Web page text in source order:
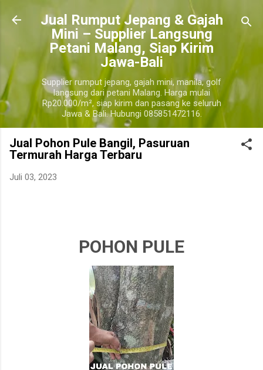
Langsung ke konten utama
​Jual Rumput Jepang & Gajah
Mini – Supplier Langsung
Petani Malang, Siap Kirim
Jawa-Bali
Supplier rumput jepang, gajah mini, manila, golf
langsung dari petani Malang. Harga mulai
Rp20.000/m², siap kirim dan pasang ke seluruh
Jawa & Bali. Hubungi 085851472116.
Jual Pohon Pule Bangil, Pasuruan
Termurah Harga Terbaru
Juli 03, 2023
POHON PULE